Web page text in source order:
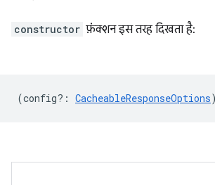
constructor फ़ंक्शन इस तरह दिखता है:
(config? : CacheableResponseOptions